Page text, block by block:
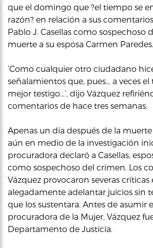
que el domingo que ?el tiempo se
razón? en relación a sus
Pablo J. Casellas como sospechoso
muerte a su esposa Carmen Paredes.
‘Como cualquier otro ciudadano
señalamientos que, pues… a veces el
mejor testigo…’, dijo Vázquez
comentarios de hace tres semanas.
Apenas un día después de la muerte
aún en medio de la investigación
procuradora declaró a Casellas,
como sospechoso del crimen. Los
Vázquez provocaron severas
alegadamente adelantar juicios sin
que los sustentara. Antes de asumir
procuradora de la Mujer, Vázquez
Departamento de Justicia.